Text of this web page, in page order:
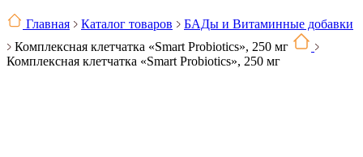
Главная Каталог товаров
БАДы и Витаминные добавки
Комплексная клетчатка «Smart Probiotics», 250 мг
Комплексная клетчатка «Smart Probiotics», 250 мг